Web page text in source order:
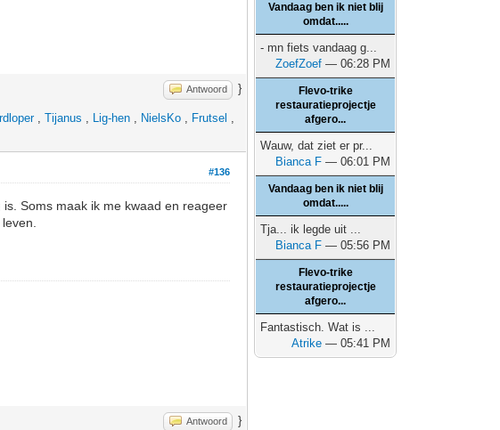
Antwoord }
,Tijanus , Lig-hen , NielsKo , Frutsel ,
#136
Soms maak ik me kwaad en reageer
Antwoord }
Vandaag ben ik niet blij
omdat.....
- mn fiets vandaag g...
ZoefZoef — 06:28 PM
Flevo-trike
restauratieprojectje
afgero...
Wauw, dat ziet er pr...
Bianca F — 06:01 PM
Vandaag ben ik niet blij
omdat.....
Tja... ik legde uit ...
Bianca F — 05:56 PM
Flevo-trike
restauratieprojectje
afgero...
Fantastisch. Wat is ...
Atrike — 05:41 PM